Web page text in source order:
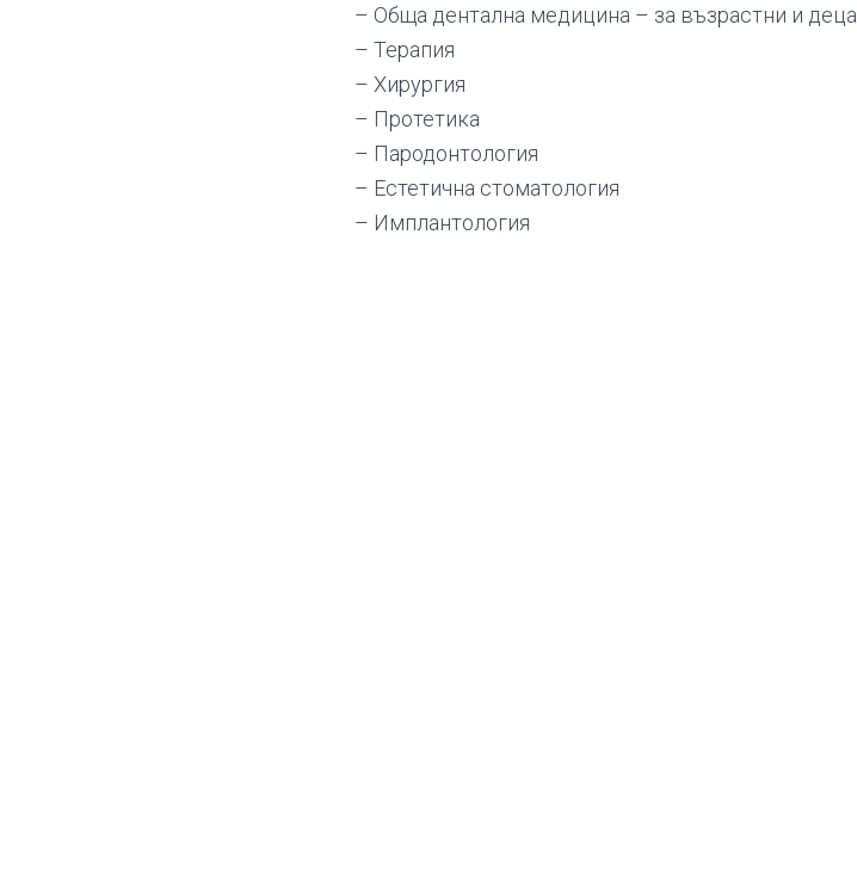
– Обща дентална медицина – за възрастни и деца
– Терапия
– Хирургия
– Протетика
– Пародонтология
– Естетична стоматология
– Имплантология